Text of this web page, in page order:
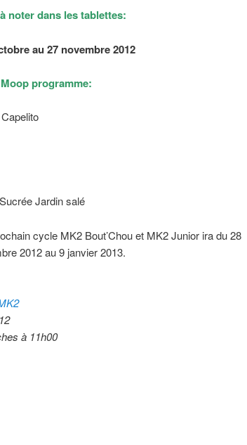
noter dans les tablettes:
au 27 novembre 2012
Moop programme:
Jardin salé
cycle MK2 Bout’Chou et MK2 Junior ira du 28
2012 au 9 janvier 2013.
à 11h00